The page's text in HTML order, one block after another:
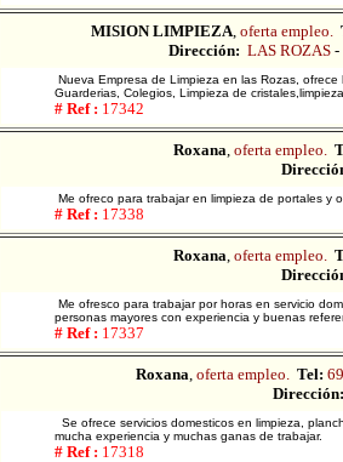
MISION LIMPIEZA, oferta empleo.
Dirección: LAS ROZAS -
Nueva Empresa de Limpieza en las Rozas,
Guarderias, Colegios, Limpieza de
# Ref : 17342
Roxana, oferta empleo.
Me ofreco para trabajar en limpieza de portales y
# Ref : 17338
Roxana, oferta empleo.
Me ofresco para trabajar por horas en servicio
personas mayores con experiencia y buenas
# Ref : 17337
Roxana, oferta empleo. Tel:
Dirección:
Se ofrece servicios domesticos en limpieza,
mucha experiencia y muchas ganas de trabajar.
# Ref : 17318